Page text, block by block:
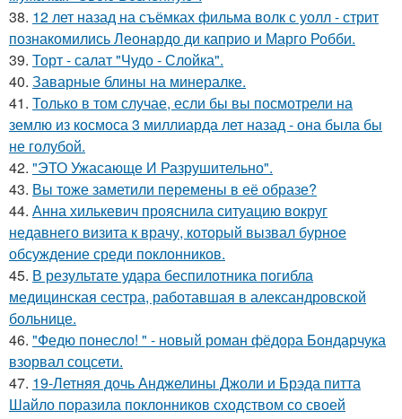
38. 12 лет назад на съёмках фильма волк с уолл - стрит
познакомились Леонардо ди каприо и Марго Робби.
39. Торт - салат "Чудо - Слойка".
40. Заварные блины на минералке.
41. Только в том случае, если бы вы посмотрели на
землю из космоса 3 миллиарда лет назад - она была бы
не голубой.
42. "ЭТО Ужасающе И Разрушительно".
43. Вы тоже заметили перемены в её образе?
44. Анна хилькевич прояснила ситуацию вокруг
недавнего визита к врачу, который вызвал бурное
обсуждение среди поклонников.
45. В результате удара беспилотника погибла
медицинская сестра, работавшая в александровской
больнице.
46. "Федю понесло! " - новый роман фёдора Бондарчука
взорвал соцсети.
47. 19-Летняя дочь Анджелины Джоли и Брэда питта
Шайло поразила поклонников сходством со своей